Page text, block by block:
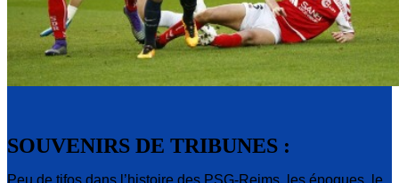
SOUVENIRS DE TRIBUNES :
Peu de tifos dans l’histoire des PSG-Reims, les époques, le